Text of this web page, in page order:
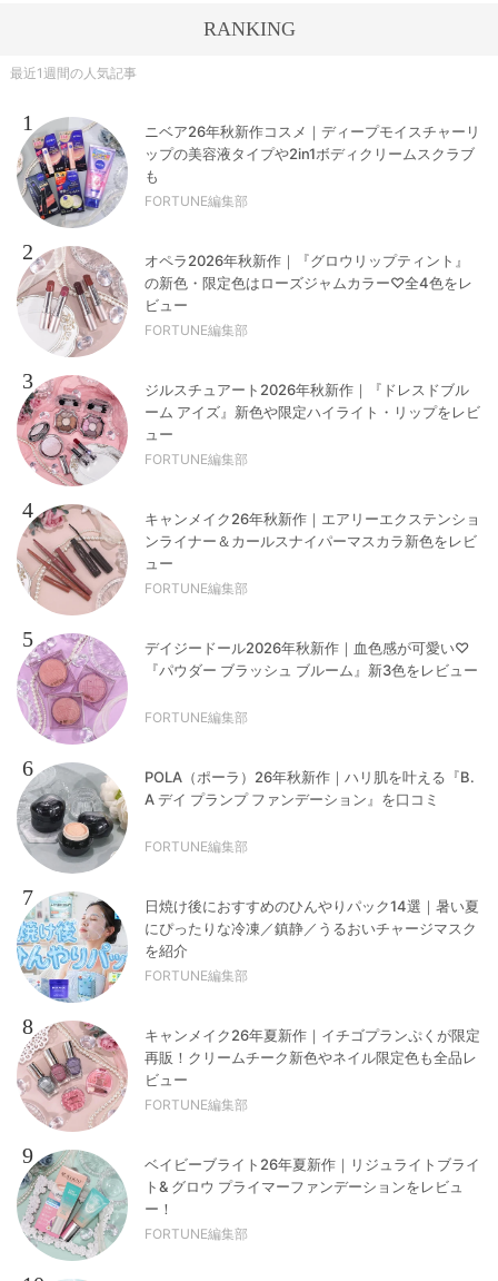
RANKING
最近1週間の人気記事
1
ニベア26年秋新作コスメ｜ディープモイスチャーリ
ップの美容液タイプや2in1ボディクリームスクラブ
も
FORTUNE編集部
2
オペラ2026年秋新作｜『グロウリップティント』
の新色・限定色はローズジャムカラー♡全4色をレ
ビュー
FORTUNE編集部
3
ジルスチュアート2026年秋新作｜『ドレスドブル
ーム アイズ』新色や限定ハイライト・リップをレビ
ュー
FORTUNE編集部
4
キャンメイク26年秋新作｜エアリーエクステンショ
ンライナー＆カールスナイパーマスカラ新色をレビ
ュー
FORTUNE編集部
5
デイジードール2026年秋新作｜血色感が可愛い♡
『パウダー ブラッシュ ブルーム』新3色をレビュー
FORTUNE編集部
6
POLA（ポーラ）26年秋新作｜ハリ肌を叶える『B.
A デイ プランプ ファンデーション』を口コミ
FORTUNE編集部
7
日焼け後におすすめのひんやりパック14選｜暑い夏
にぴったりな冷凍／鎮静／うるおいチャージマスク
を紹介
FORTUNE編集部
8
キャンメイク26年夏新作｜イチゴプランぷくが限定
再販！クリームチーク新色やネイル限定色も全品レ
ビュー
FORTUNE編集部
9
ベイビーブライト26年夏新作｜リジュライトブライ
ト& グロウ プライマーファンデーションをレビュ
ー！
FORTUNE編集部